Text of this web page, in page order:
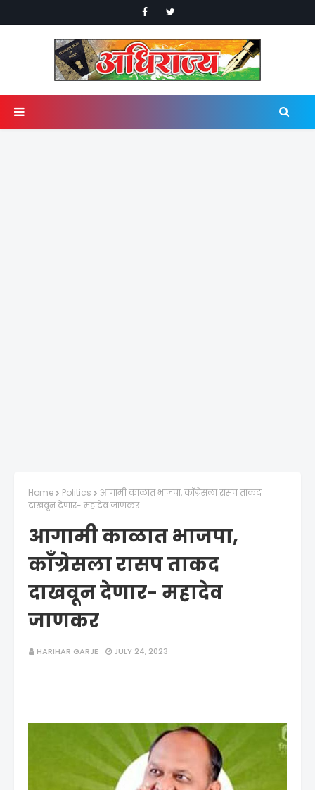
Home Politics
आगामी काळात भाजपा, काँग्रेसला रासप ताकद
दाखवून देणार- महादेव जाणकर
आगामी काळात भाजपा,
काँग्रेसला रासप ताकद
दाखवून देणार- महादेव
जाणकर
HARIHAR GARJE JULY 24, 2023